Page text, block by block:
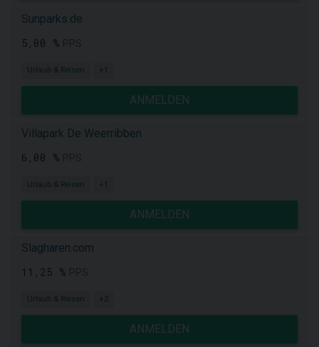
Sunparks.de
5,00 %
Urlaub & Reisen +1
ANMELDEN
Villapark De Weerribben
6,00 %
Urlaub & Reisen +1
ANMELDEN
Slagharen.com
11,25 %
Urlaub & Reisen +2
ANMELDEN